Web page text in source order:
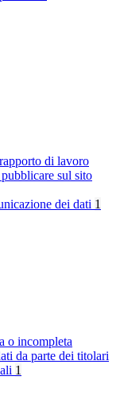
di lavoro
sul sito
dei dati 1
o incompleta
da parte dei titolari
1